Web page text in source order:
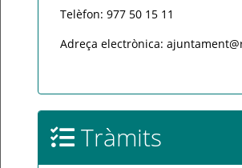
Telèfon: 977 50 15 11
Adreça electrònica:
Tràmits